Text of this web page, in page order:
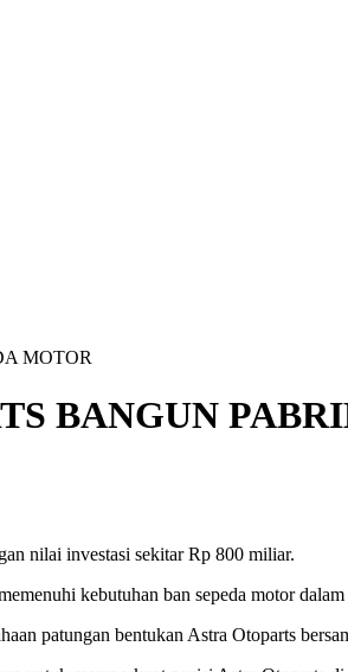
MOTOR
BANGUN
nilai investasi sekitar Rp 800 miliar.
kebutuhan ban sepeda motor
patungan bentukan Astra Otoparts